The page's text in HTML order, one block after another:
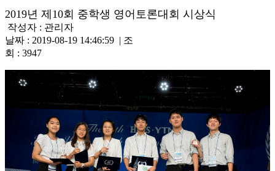
2019년 제10회 중학생 영어토론대회 시상식
작성자 : 관리자
날짜 : 2019-08-19 14:46:59 | 조
회 : 3947